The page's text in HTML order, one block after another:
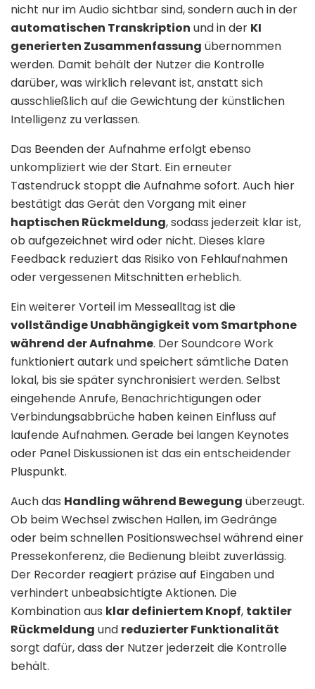
nicht nur im Audio sichtbar sind, sondern auch in der
automatischen Transkription und in der KI
generierten Zusammenfassung übernommen
werden. Damit behält der Nutzer die Kontrolle
darüber, was wirklich relevant ist, anstatt sich
ausschließlich auf die Gewichtung der künstlichen
Intelligenz zu verlassen.
Das Beenden der Aufnahme erfolgt ebenso
unkompliziert wie der Start. Ein erneuter
Tastendruck stoppt die Aufnahme sofort. Auch hier
bestätigt das Gerät den Vorgang mit einer
haptischen Rückmeldung, sodass jederzeit klar ist,
ob aufgezeichnet wird oder nicht. Dieses klare
Feedback reduziert das Risiko von Fehlaufnahmen
oder vergessenen Mitschnitten erheblich.
Ein weiterer Vorteil im Messealltag ist die
vollständige Unabhängigkeit vom Smartphone
während der Aufnahme. Der Soundcore Work
funktioniert autark und speichert sämtliche Daten
lokal, bis sie später synchronisiert werden. Selbst
eingehende Anrufe, Benachrichtigungen oder
Verbindungsabbrüche haben keinen Einfluss auf
laufende Aufnahmen. Gerade bei langen Keynotes
oder Panel Diskussionen ist das ein entscheidender
Pluspunkt.
Auch das Handling während Bewegung überzeugt.
Ob beim Wechsel zwischen Hallen, im Gedränge
oder beim schnellen Positionswechsel während einer
Pressekonferenz, die Bedienung bleibt zuverlässig.
Der Recorder reagiert präzise auf Eingaben und
verhindert unbeabsichtigte Aktionen. Die
Kombination aus klar definiertem Knopf, taktiler
Rückmeldung und reduzierter Funktionalität
sorgt dafür, dass der Nutzer jederzeit die Kontrolle
behält.